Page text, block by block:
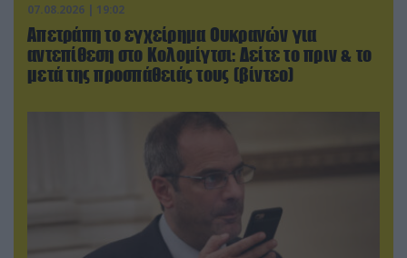
07.08.2026 | 19:02
Απετράπη το εγχείρημα Ουκρανών για
αντεπίθεση στο Κολομίγτσι: Δείτε το πριν & το
μετά της προσπάθειάς τους (βίντεο)